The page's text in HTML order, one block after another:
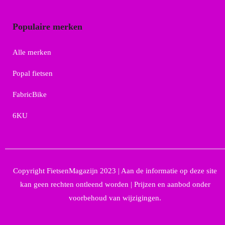
Populaire merken
Alle merken
Popal fietsen
FabricBike
6KU
Copyright FietsenMagazijn 2023 | Aan de informatie op deze site
kan geen rechten ontleend worden | Prijzen en aanbod onder
voorbehoud van wijzigingen.